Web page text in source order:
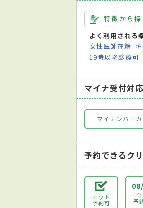
特徴から探
よく利用される
女性医師在籍
19時以降診療可
マイナ受付対
マイナンバー
予約できるク
ネット
予約可 予